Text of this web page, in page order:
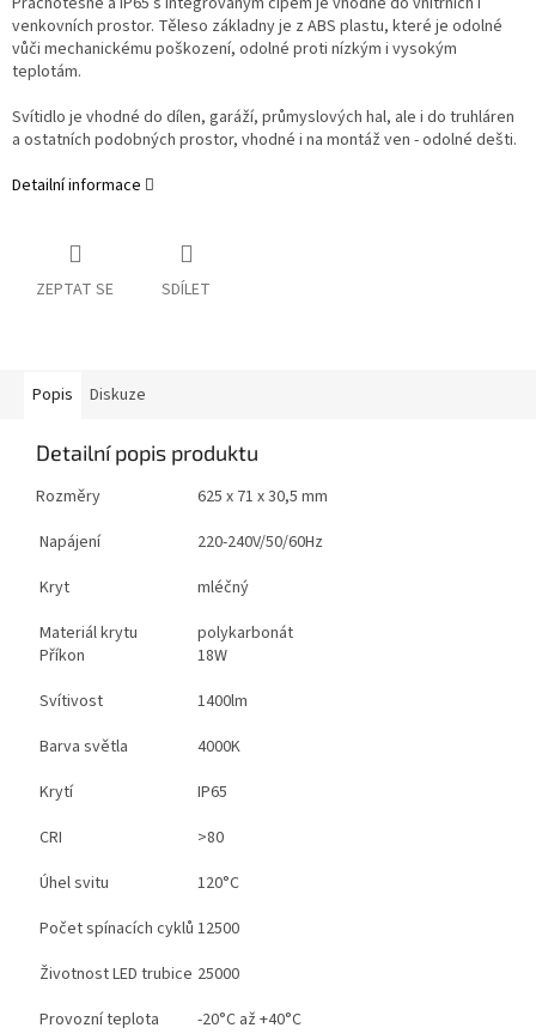
venkovních prostor. Těleso základny je z ABS plastu, které je odolné
vůči mechanickému poškození, odolné proti nízkým i vysokým
teplotám.
Svítidlo je vhodné do dílen, garáží, průmyslových hal, ale i do truhláren
a ostatních podobných prostor, vhodné i na montáž ven - odolné dešti.
Detailní informace
ZEPTAT SE SDÍLET
Popis Diskuze
Detailní popis produktu
Rozměry
625 x 71 x 30,5 mm
Napájení
220-240V/50/60Hz
Kryt
mléčný
Materiál krytu
polykarbonát
Příkon
18W
Svítivost
1400lm
Barva světla
4000K
Krytí
IP65
CRI
>80
Úhel svitu
120°C
Počet spínacích cyklů 12500
Životnost LED trubice 25000
Provozní teplota
-20°C až +40°C